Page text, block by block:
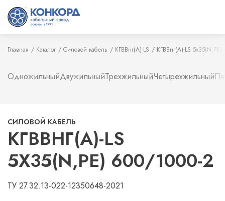
Главная Каталог Силовой кабель КГВВнг(А)-LS КГВВнг(А)-LS
ОдножильныйДвужильныйТрехжильныйЧетырехжильный
СИЛОВОЙ КАБЕЛЬ
КГВВНГ(А)-LS
5Х35(N,PE) 600/1000-2
ТУ 27.32.13-022-12350648-2021